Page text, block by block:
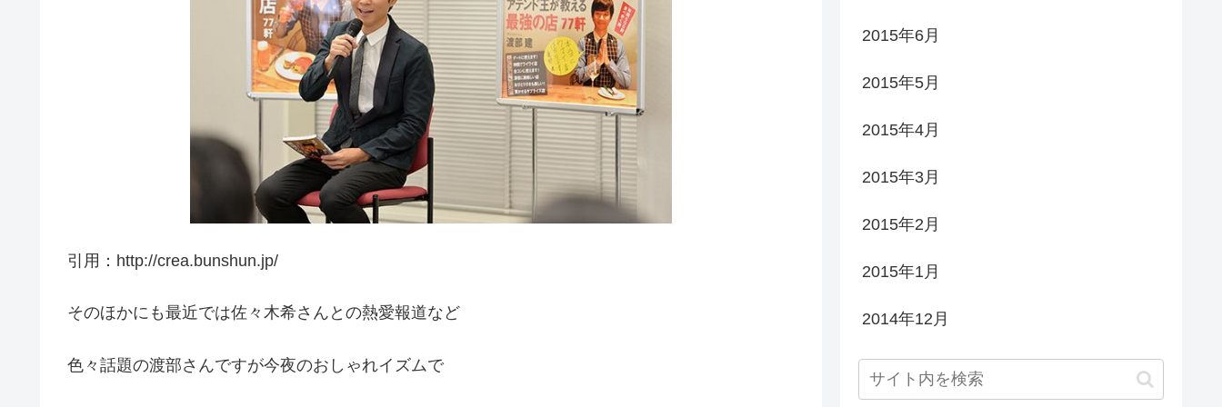
引用：http://crea.bunshun.jp/
そのほかにも最近では佐々木希さんとの熱愛報道など
色々話題の渡部さんですが今夜のおしゃれイズムで
2015年6月
2015年5月
2015年4月
2015年3月
2015年2月
2015年1月
2014年12月